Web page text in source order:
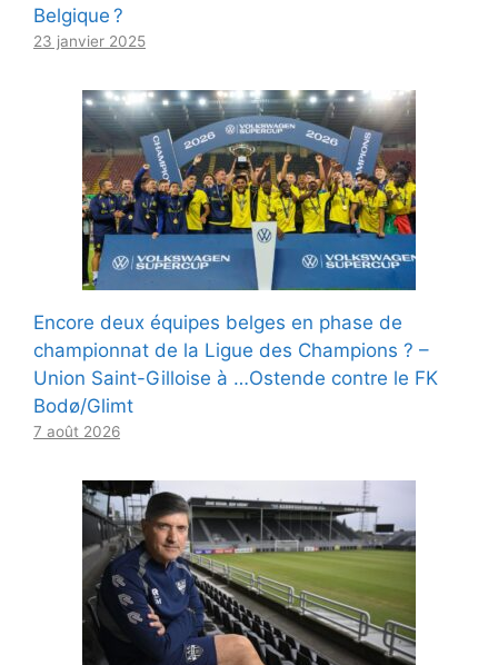
Belgique ?
23 janvier 2025
Encore deux équipes belges en phase de
championnat de la Ligue des Champions ? –
Union Saint-Gilloise à …Ostende contre le FK
Bodø/Glimt
7 août 2026